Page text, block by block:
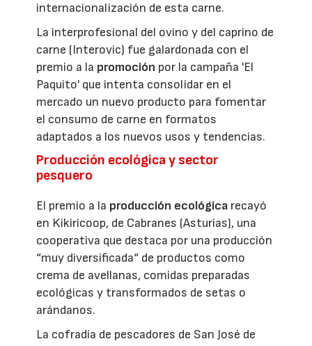
internacionalización de esta carne.
La interprofesional del ovino y del caprino de
carne (Interovic) fue galardonada con el
premio a la promoción por la campaña 'El
Paquito' que intenta consolidar en el
mercado un nuevo producto para fomentar
el consumo de carne en formatos
adaptados a los nuevos usos y tendencias.
Producción ecológica y sector
pesquero
El premio a la producción ecológica recayó
en Kikiricoop, de Cabranes (Asturias), una
cooperativa que destaca por una producción
“muy diversificada“ de productos como
crema de avellanas, comidas preparadas
ecológicas y transformados de setas o
arándanos.
La cofradía de pescadores de San José de